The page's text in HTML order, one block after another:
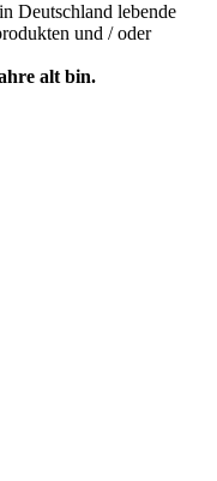
Deutschland lebende
und / oder
alt bin.